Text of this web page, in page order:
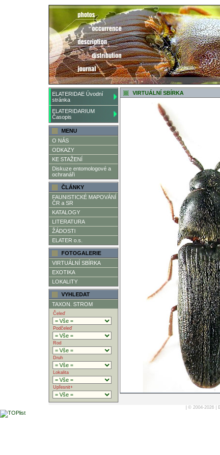
ELATERIDAE Úvodní
stránka
ELATERIDARIUM
Časopis
MENU
O NÁS
ODKAZY
KE STAŽENÍ
Diskuze entomologové a
ochranáři
ČLÁNKY
FAUNISTICKÉ MAPOVÁNÍ
ČR a SR
KATALOGY
LITERATURA
ŽÁDOSTI
ELATER o.s.
FOTOGALERIE
VIRTUÁLNÍ SBÍRKA
EXOTIKA
LOKALITY
VYHLEDAT
TAXON. STROM
Čeleď
Podčeleď
Rod
Druh
Lokalita
Upřesnit+
VIRTUÁLNÍ SBÍRKA
| © 2004-2026 |